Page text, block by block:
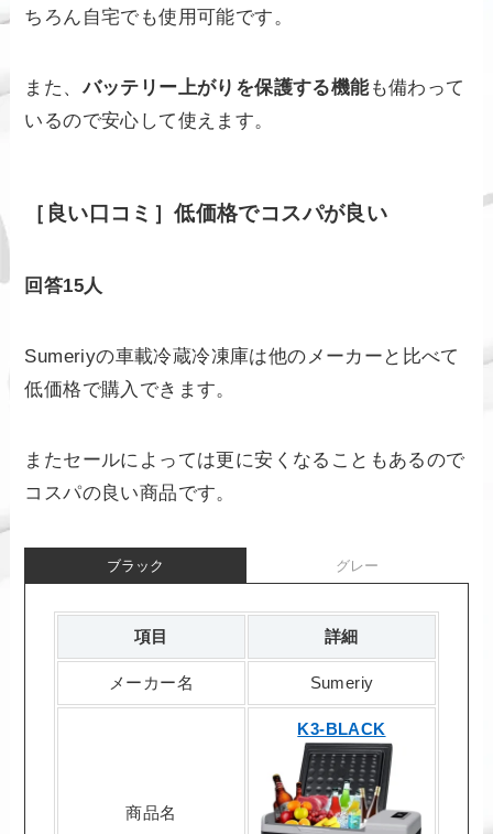
ちろん自宅でも使用可能です。
また、バッテリー上がりを保護する機能も備わって
いるので安心して使えます。
［良い口コミ］低価格でコスパが良い
回答15人
Sumeriyの車載冷蔵冷凍庫は他のメーカーと比べて
低価格で購入できます。
またセールによっては更に安くなることもあるので
コスパの良い商品です。
ブラック グレー
項目 詳細
メーカー名 Sumeriy
商品名
K3-BLACK